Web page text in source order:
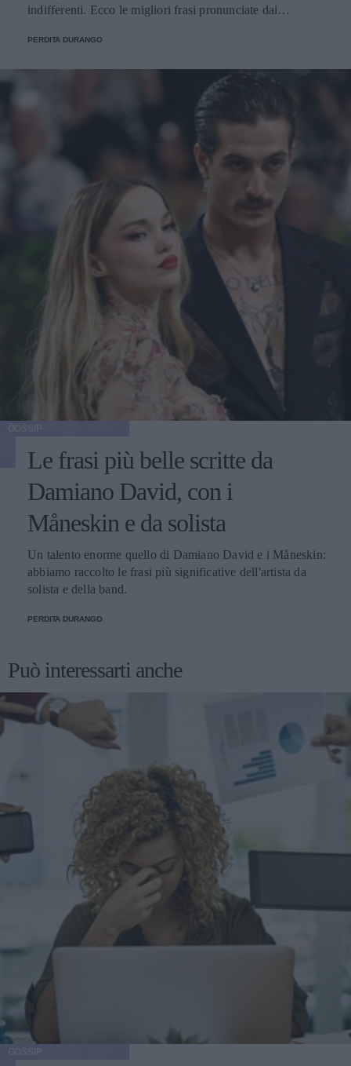
indifferenti. Ecco le migliori frasi pronunciate dai
PERDITA DURANGO
Le frasi più belle scritte da
Damiano David, con i
Måneskin e da solista
Un talento enorme quello di Damiano David e i Måneskin:
abbiamo raccolto le frasi più significative dell'artista da
solista e della band.
PERDITA DURANGO
Può interessarti anche